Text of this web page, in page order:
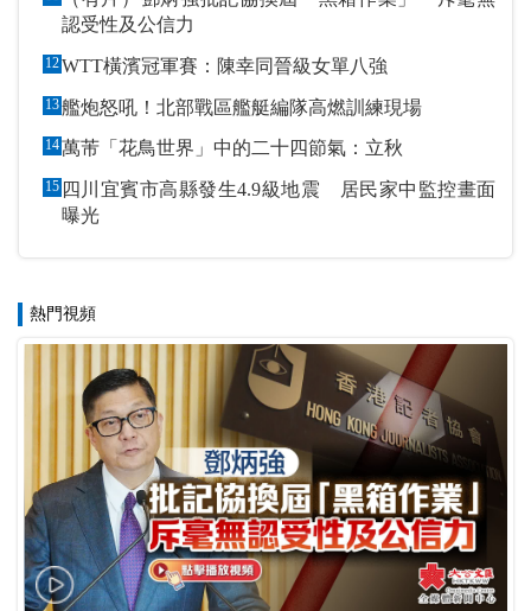
認受性及公信力
12WTT橫濱冠軍賽：陳幸同晉級女單八強
13艦炮怒吼！北部戰區艦艇編隊高燃訓練現場
14萬芾「花鳥世界」中的二十四節氣：立秋
15 四川宜賓市高縣發生4.9級地震 居民家中監控畫面
曝光
熱門視頻